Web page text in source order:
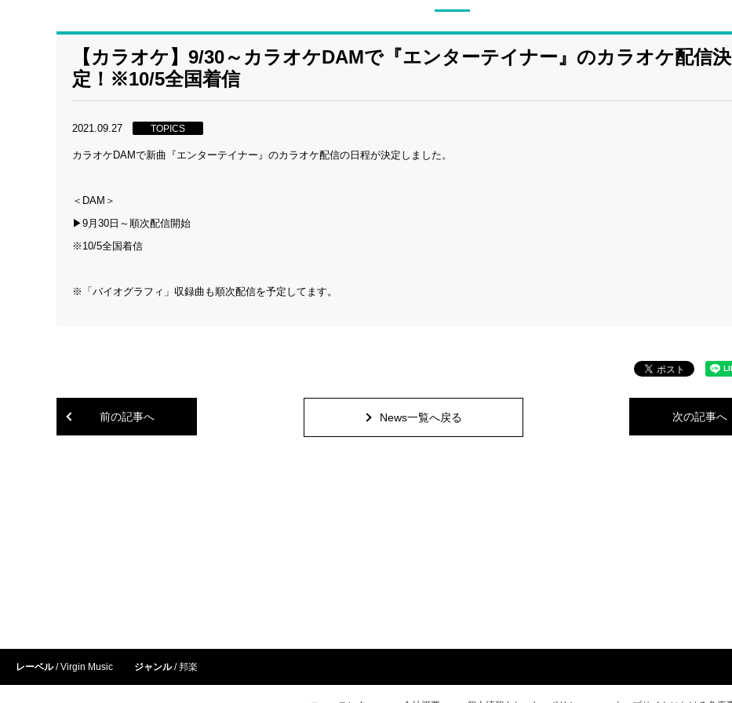
【カラオケ】9/30～カラオケDAMで『エンターテイナー』のカラオケ配信決
定！※10/5全国着信
2021.09.27 TOPICS
カラオケDAMで新曲『エンターテイナー』のカラオケ配信の日程が決定しました。
＜DAM＞
▶9月30日～順次配信開始
※10/5全国着信
※「バイオグラフィ」収録曲も順次配信を予定してます。
前の記事へ 次の記事へ
News一覧へ戻る
レーベル Virgin Music ジャンル 邦楽